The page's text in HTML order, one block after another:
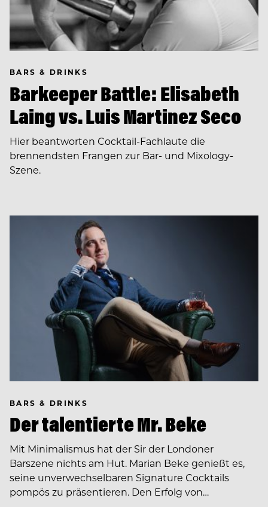
BARS & DRINKS
Barkeeper Battle: Elisabeth
Laing vs. Luis Martinez Seco
Hier beantworten Cocktail-Fachlaute die
brennendsten Frangen zur Bar- und Mixology-
Szene.
BARS & DRINKS
Der talentierte Mr. Beke
Mit Minimalismus hat der Sir der Londoner
Barszene nichts am Hut. Marian Beke genießt es,
seine unverwechselbaren Signature Cocktails
pompös zu präsentieren. Den Erfolg von…